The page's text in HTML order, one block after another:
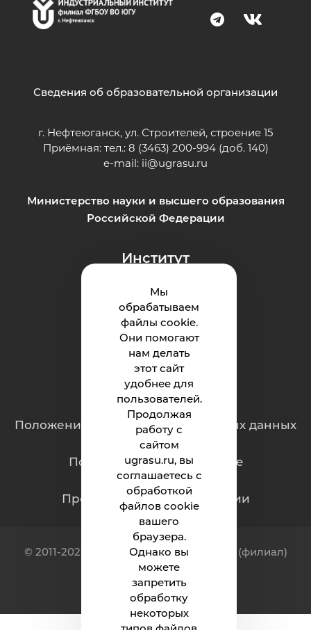
Мы
обрабатываем
файлы cookie.
Они помогают
нам делать
этот сайт
удобнее для
пользователей.
Продолжая
работу с
сайтом
ugrasu.ru, вы
соглашаетесь с
обработкой
файлов cookie
вашего
браузера.
Однако вы
можете
запретить
обработку
некоторых
Сведения об образовательной организации
г. Нефтеюганск, ул. Строителей, строение 15
Приёмная: тел.: 8 (3463) 200-994 (доб. 140)
e-mail: ii@ugrasu.ru
Министерство науки и высшего образования
Российской Федерации
Институт
Абитуриенту
Студенту
Родителям
Обращения граждан
Положение о защите персональных данных
Политика обработки cookie
Противодействие коррупции
© 2011-2026 Индустриальный институт (филиал)
ФГБОУ ВО «ЮГУ»